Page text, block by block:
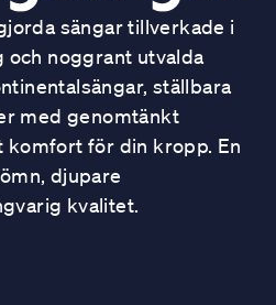
sängar tillverkade i
noggrant utvalda
ställbara
med genomtänkt
komfort för din kropp. En
djupare
kvalitet.